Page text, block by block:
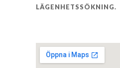
LÄGENHETSSÖKNING.